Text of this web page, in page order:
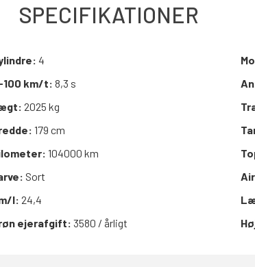
SPECIFIKATIONER
4
100 km/t: 8,3 s
2025 kg
179 cm
104000 km
Sort
l: 24,4
ejerafgift: 3580 / årligt